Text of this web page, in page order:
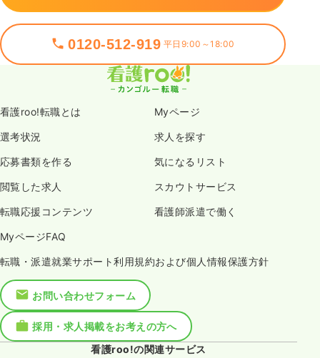
0120-512-919 平日9:00～18:00
看護roo!転職とは Myページ
選考状況 求人を探す
応募書類を作る 気になるリスト
閲覧した求人 スカウトサービス
転職応援コンテンツ 看護師派遣で働く
MyページFAQ
転職・派遣就業サポート利用規約および個人情報保護方針
お問い合わせフォーム
採用・求人掲載をお考えの方へ
看護roo!の関連サービス